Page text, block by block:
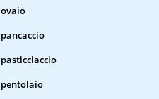
ovaio
pancaccio
pasticciaccio
pentolaio